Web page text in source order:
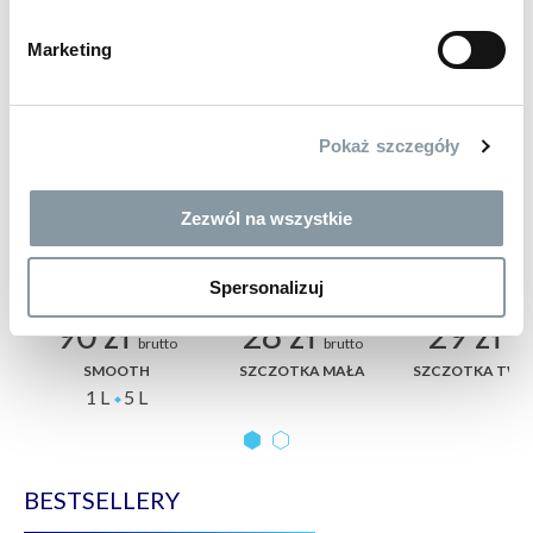
Marketing
Pokaż szczegóły
Zezwól na wszystkie
Spersonalizuj
90 zł brutto
SMOOTH
1 L 5 L
28 zł brutto
SZCZOTKA MAŁA
29 zł
SZCZOTKA
BESTSELLERY